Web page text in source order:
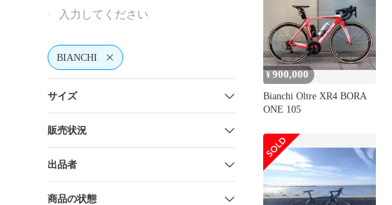
BIANCHI
サイズ
販売状況
出品者
商品の状態
¥900,000
Bianchi Oltre XR4 BORA
ONE 105